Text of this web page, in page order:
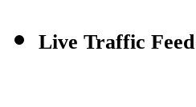
Live Traffic Feed